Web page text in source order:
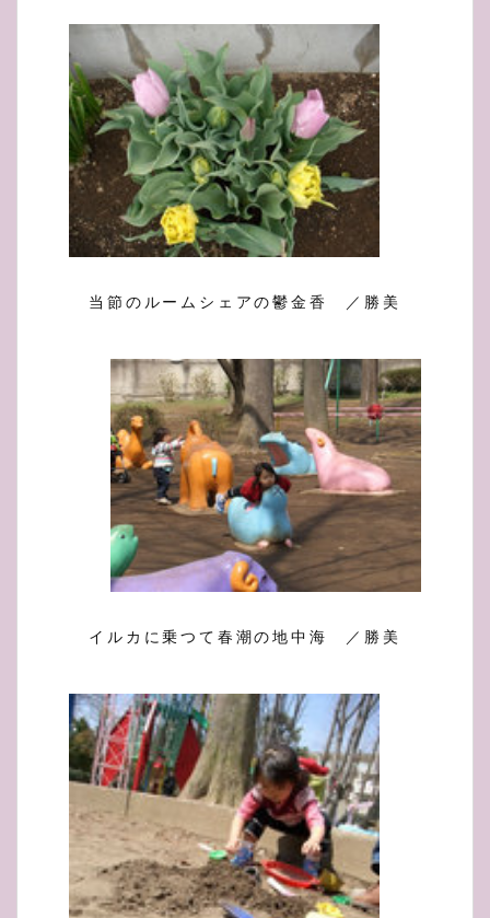
当節のルームシェアの鬱金香 ／勝美
イルカに乗つて春潮の地中海 ／勝美